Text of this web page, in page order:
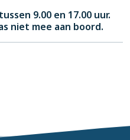
9.00 en 17.00 uur.
niet mee aan boord.